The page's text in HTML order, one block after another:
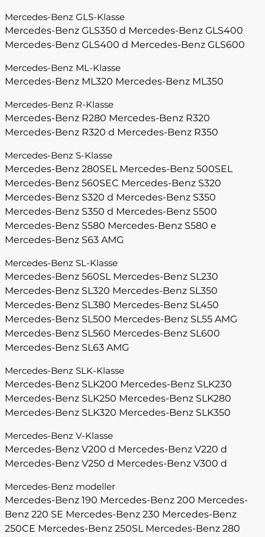
Mercedes-Benz GLS-Klasse
Mercedes-Benz GLS350 d Mercedes-Benz GLS400
Mercedes-Benz GLS400 d Mercedes-Benz GLS600
Mercedes-Benz ML-Klasse
Mercedes-Benz ML320 Mercedes-Benz ML350
Mercedes-Benz R-Klasse
Mercedes-Benz R280 Mercedes-Benz R320
Mercedes-Benz R320 d Mercedes-Benz R350
Mercedes-Benz S-Klasse
Mercedes-Benz 280SEL Mercedes-Benz 500SEL
Mercedes-Benz 560SEC Mercedes-Benz S320
Mercedes-Benz S320 d Mercedes-Benz S350
Mercedes-Benz S350 d Mercedes-Benz S500
Mercedes-Benz S580 Mercedes-Benz S580 e
Mercedes-Benz S63 AMG
Mercedes-Benz SL-Klasse
Mercedes-Benz 560SL Mercedes-Benz SL230
Mercedes-Benz SL320 Mercedes-Benz SL350
Mercedes-Benz SL380 Mercedes-Benz SL450
Mercedes-Benz SL500 Mercedes-Benz SL55 AMG
Mercedes-Benz SL560 Mercedes-Benz SL600
Mercedes-Benz SL63 AMG
Mercedes-Benz SLK-Klasse
Mercedes-Benz SLK200 Mercedes-Benz SLK230
Mercedes-Benz SLK250 Mercedes-Benz SLK280
Mercedes-Benz SLK320 Mercedes-Benz SLK350
Mercedes-Benz V-Klasse
Mercedes-Benz V200 d Mercedes-Benz V220 d
Mercedes-Benz V250 d Mercedes-Benz V300 d
Mercedes-Benz modeller
Mercedes-Benz 190 Mercedes-Benz 200 Mercedes-
Benz 220 SE Mercedes-Benz 230 Mercedes-Benz
250CE Mercedes-Benz 250SL Mercedes-Benz 280